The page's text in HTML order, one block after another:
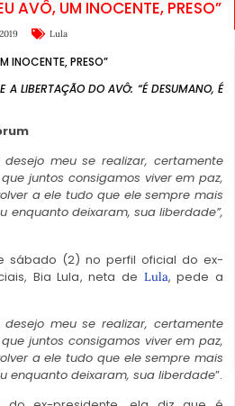
AVÔ, UM INOCENTE, PRESO”
Lula
INOCENTE, PRESO”
A LIBERTAÇÃO DO AVÔ: “É DESUMANO, É
meu se realizar, certamente
juntos consigamos viver em paz,
a ele tudo que ele sempre mais
enquanto deixaram, sua liberdade”,
sábado (2) no perfil oficial do ex-
Bia Lula, neta de Lula, pede a
meu se realizar, certamente
juntos consigamos viver em paz,
a ele tudo que ele sempre mais
enquanto deixaram, sua liberdade”.